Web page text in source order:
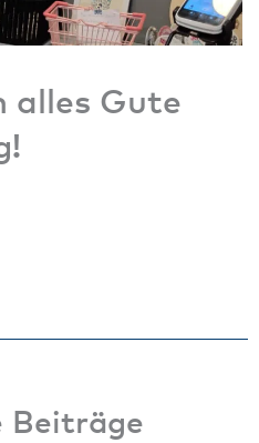
alles Gute
Beiträge